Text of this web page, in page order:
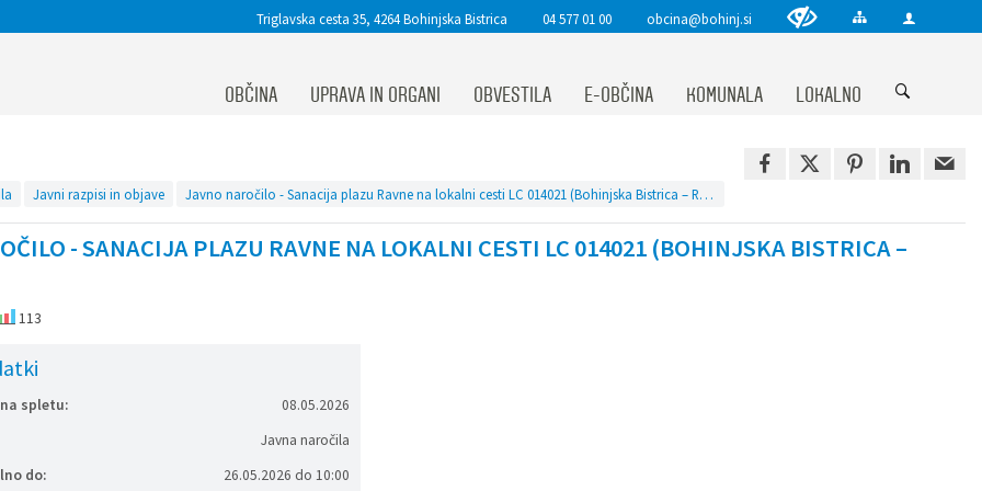
Triglavska cesta 35, 4264 Bohinjska Bistrica 04 577 01 00 obcina@bohinj.si
OBČINA UPRAVA IN ORGANI OBVESTILA E-OBČINA KOMUNALA LOKALNO
Javni razpisi in objave Javno naročilo - Sanacija plazu Ravne na lokalni cesti LC 014021 (Bohinjska Bistrica – Ravne)
- SANACIJA PLAZU RAVNE NA LOKALNI CESTI LC 014021 (BOHINJSKA BISTRICA –
113
spletu:
08.05.2026
Javna naročila
do:
26.05.2026 do 10:00